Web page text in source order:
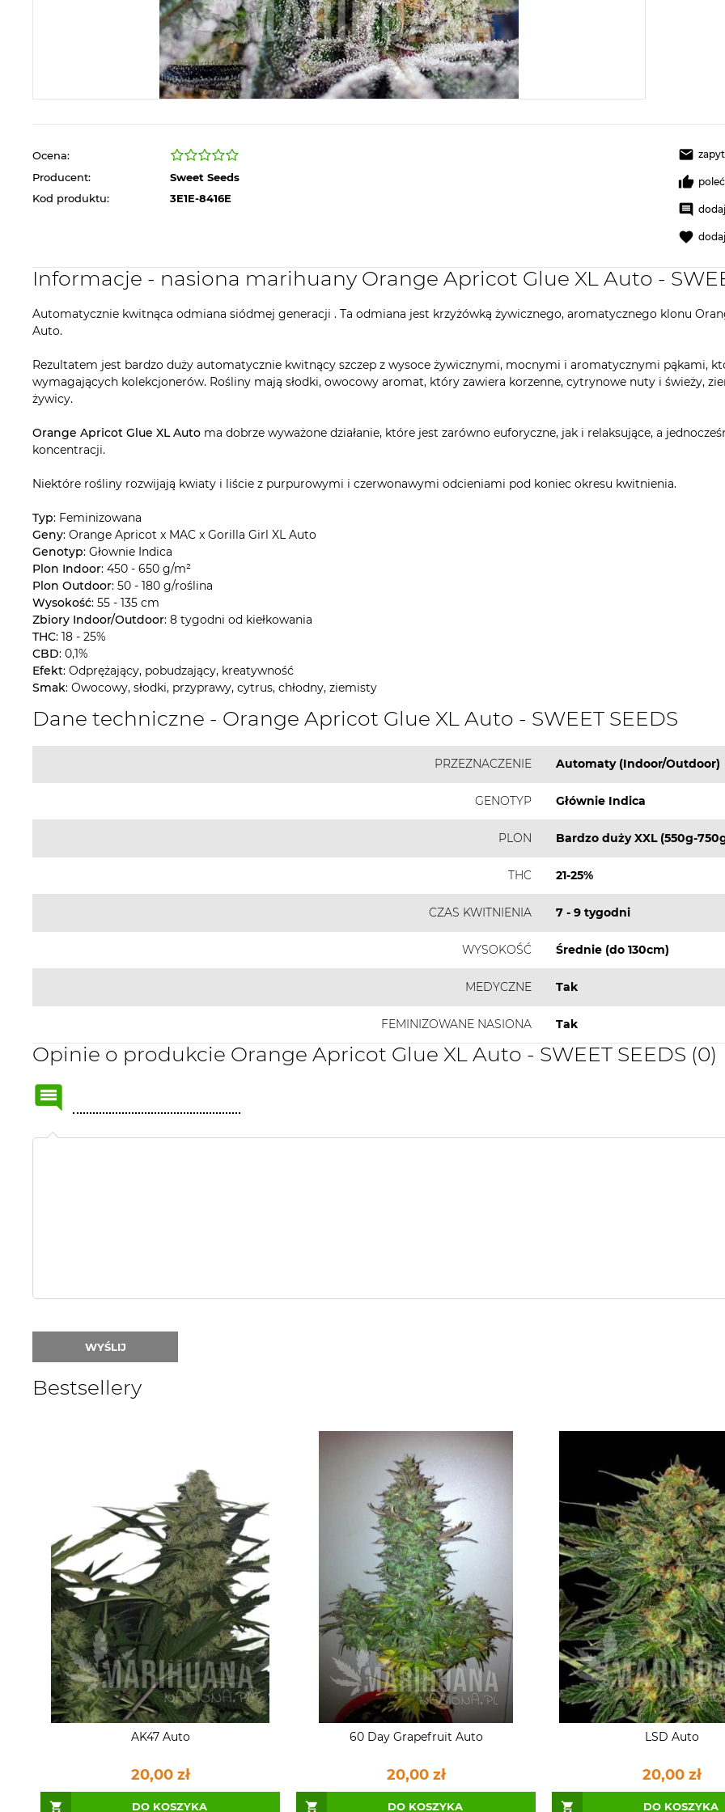
Ocena:
Producent:
Sweet Seeds
Kod produktu:
3E1E-8416E
Informacje - nasiona marihuany Orange Apricot Glue XL Auto -
Automatycznie kwitnąca odmiana siódmej generacji . Ta odmiana jest krzyżówką żywicznego, aromatycznego klonu
Auto.
Rezultatem jest bardzo duży automatycznie kwitnący szczep z wysoce żywicznymi, mocnymi i aromatycznymi pąkami,
wymagających kolekcjonerów. Rośliny mają słodki, owocowy aromat, który zawiera korzenne, cytrynowe nuty i świeży,
żywicy.
Orange Apricot Glue XL Auto ma dobrze wyważone działanie, które jest zarówno euforyczne, jak i relaksujące, a
koncentracji.
Niektóre rośliny rozwijają kwiaty i liście z purpurowymi i czerwonawymi odcieniami pod koniec okresu kwitnienia.
Typ: Feminizowana
Geny: Orange Apricot x MAC x Gorilla Girl XL Auto
Genotyp: Głownie Indica
Plon Indoor: 450 - 650 g/m²
Plon Outdoor: 50 - 180 g/roślina
Wysokość: 55 - 135 cm
Zbiory Indoor/Outdoor: 8 tygodni od kiełkowania
THC: 18 - 25%
CBD: 0,1%
Efekt: Odprężający, pobudzający, kreatywność
Smak: Owocowy, słodki, przyprawy, cytrus, chłodny, ziemisty
Dane techniczne - Orange Apricot Glue XL Auto - SWEET SEEDS
PRZEZNACZENIE Automaty (Indoor/Outdoor)
GENOTYP Głównie Indica
PLON Bardzo duży XXL (550g-
THC 21-25%
CZAS KWITNIENIA 7 - 9 tygodni
WYSOKOŚĆ Średnie (do 130cm)
MEDYCZNE Tak
FEMINIZOWANE NASIONA Tak
Opinie o produkcie Orange Apricot Glue XL Auto - SWEET SEEDS (0)
WYŚLIJ
Bestsellery
AK47 Auto
20,00 zł
DO KOSZYKA
60 Day Grapefruit Auto
20,00 zł
DO KOSZYKA
LSD Auto
20,00 zł
DO KOSZYKA